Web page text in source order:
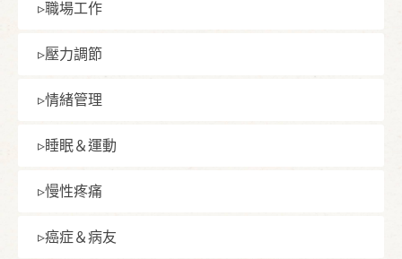
▹職場⼯作
▹壓⼒調節
▹情緒管理
▹睡眠＆運動
▹慢性疼痛
▹癌症＆病友